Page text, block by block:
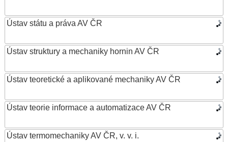
Ústav státu a práva AV ČR
Ústav struktury a mechaniky hornin AV ČR
Ústav teoretické a aplikované mechaniky AV ČR
Ústav teorie informace a automatizace AV ČR
Ústav termomechaniky AV ČR, v. v. i.